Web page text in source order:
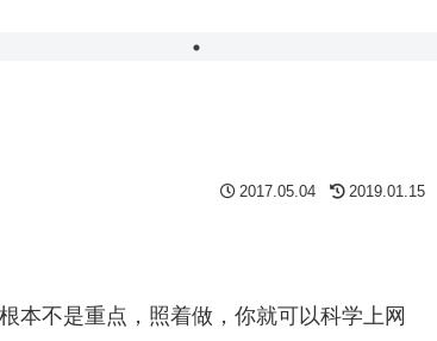
2017.05.04 2019.01.15
本不是重点，照着做，你就可以科学上网